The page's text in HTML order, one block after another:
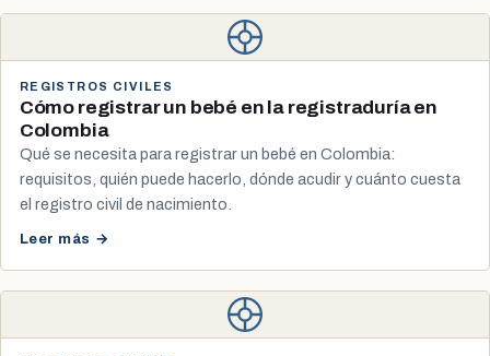
REGISTROS CIVILES
Cómo registrar un bebé en la registraduría en
Colombia
Qué se necesita para registrar un bebé en Colombia:
requisitos, quién puede hacerlo, dónde acudir y cuánto cuesta
el registro civil de nacimiento.
Leer más →